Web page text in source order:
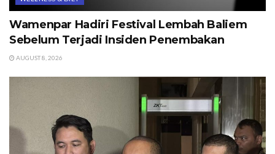
Wamenpar Hadiri Festival Lembah Baliem
Sebelum Terjadi Insiden Penembakan
AUGUST 8, 2026